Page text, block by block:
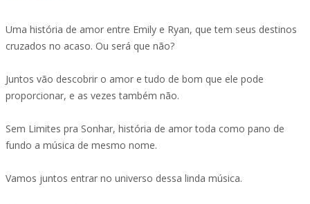
Uma história de amor entre Emily e Ryan, que tem seus destinos
cruzados no acaso. Ou será que não?
Juntos vão descobrir o amor e tudo de bom que ele pode
proporcionar, e as vezes também não.
Sem Limites pra Sonhar, história de amor toda como pano de
fundo a música de mesmo nome.
Vamos juntos entrar no universo dessa linda música.